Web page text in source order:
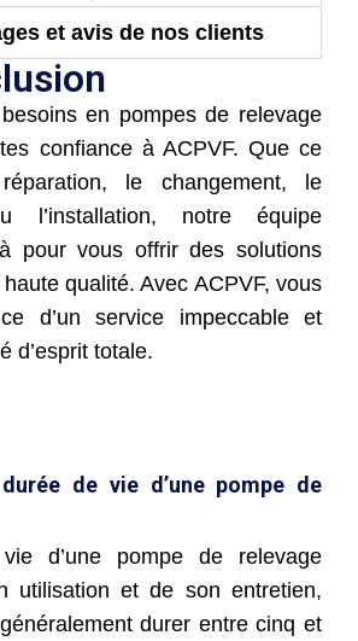
et avis de nos clients
en pompes de relevage
confiance à ACPVF. Que ce
le changement, le
l’installation, notre équipe
pour vous offrir des solutions
qualité. Avec ACPVF, vous
d’un service impeccable et
d’esprit totale.
de vie d’une pompe de
d’une pompe de relevage
utilisation et de son entretien,
durer entre cinq et